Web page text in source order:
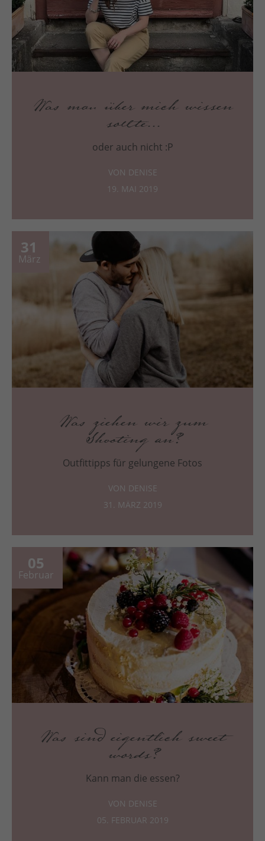
Was man über mich wissen
sollte...
oder auch nicht :P
VON DENISE
19. MAI 2019
31
März
Was ziehen wir zum
Shooting an?
Outfittipps für gelungene Fotos
VON DENISE
31. MÄRZ 2019
05
Februar
Was sind eigentlich sweet
words?
Kann man die essen?
VON DENISE
05. FEBRUAR 2019